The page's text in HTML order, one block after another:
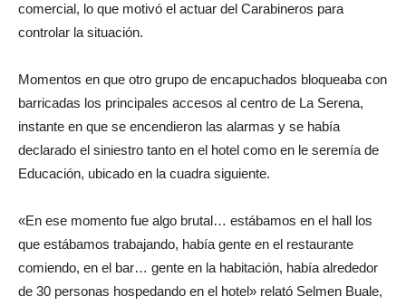
comercial, lo que motivó el actuar del Carabineros para
controlar la situación.
Momentos en que otro grupo de encapuchados bloqueaba con
barricadas los principales accesos al centro de La Serena,
instante en que se encendieron las alarmas y se había
declarado el siniestro tanto en el hotel como en le seremía de
Educación, ubicado en la cuadra siguiente.
«En ese momento fue algo brutal… estábamos en el hall los
que estábamos trabajando, había gente en el restaurante
comiendo, en el bar… gente en la habitación, había alrededor
de 30 personas hospedando en el hotel» relató Selmen Buale,